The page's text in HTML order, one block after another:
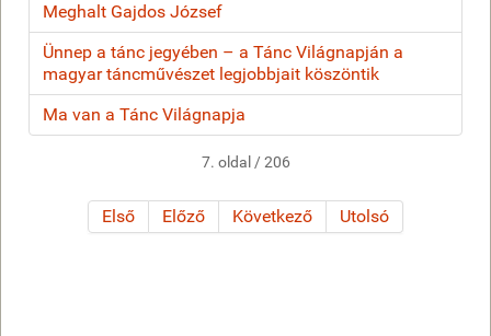
Meghalt Gajdos József
Ünnep a tánc jegyében – a Tánc Világnapján a
magyar táncművészet legjobbjait köszöntik
Ma van a Tánc Világnapja
7. oldal / 206
Első Előző Következő Utolsó